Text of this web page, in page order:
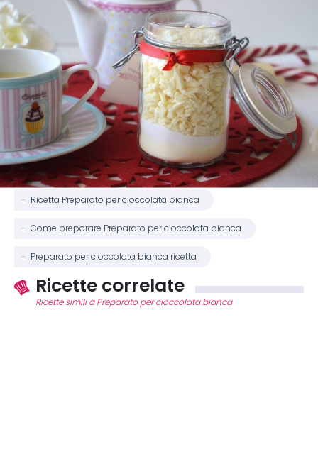
Ricetta Preparato per cioccolata bianca
Come preparare Preparato per cioccolata bianca
Preparato per cioccolata bianca ricetta
Ricette correlate
Ricette simili a Preparato per cioccolata bianca